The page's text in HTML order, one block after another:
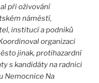
při oživování
náměstí,
institucí a podniků
organizaci
jinak, protihazardní
s kandidáty na radnici
Nemocnice Na